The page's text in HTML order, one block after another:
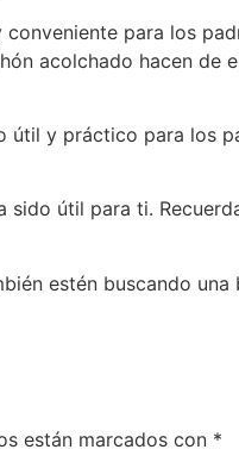
para los
acolchado hacen de
útil y práctico para los
útil para ti.
estén buscando
están marcados con *